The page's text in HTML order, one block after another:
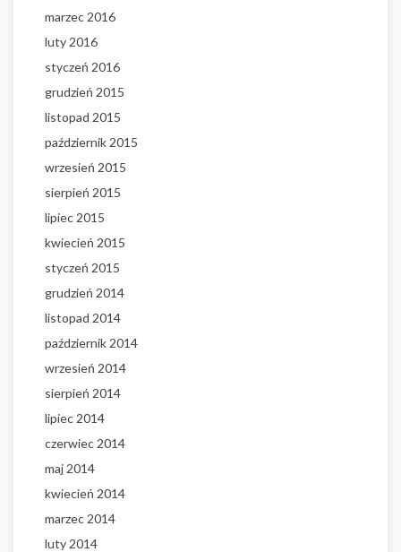
marzec 2016
luty 2016
styczeń 2016
grudzień 2015
listopad 2015
październik 2015
wrzesień 2015
sierpień 2015
lipiec 2015
kwiecień 2015
styczeń 2015
grudzień 2014
listopad 2014
październik 2014
wrzesień 2014
sierpień 2014
lipiec 2014
czerwiec 2014
maj 2014
kwiecień 2014
marzec 2014
luty 2014